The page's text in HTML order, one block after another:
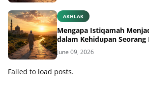
AKHLAK
Mengapa Istiqamah
dalam Kehidupan Seorang
June 09, 2026
Failed to load posts.